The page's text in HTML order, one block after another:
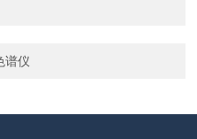
谱仪